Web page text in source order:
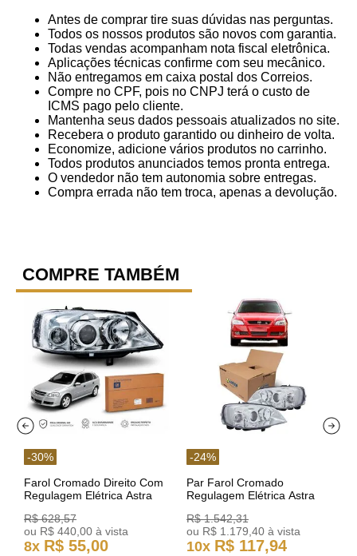
Antes de comprar tire suas dúvidas nas perguntas.
Todos os nossos produtos são novos com garantia.
Todas vendas acompanham nota fiscal eletrônica.
Aplicações técnicas confirme com seu mecânico.
Não entregamos em caixa postal dos Correios.
Compre no CPF, pois no CNPJ terá o custo de
ICMS pago pelo cliente.
Mantenha seus dados pessoais atualizados no site.
Recebera o produto garantido ou dinheiro de volta.
Economize, adicione vários produtos no carrinho.
Todos produtos anunciados temos pronta entrega.
O vendedor não tem autonomia sobre entregas.
Compra errada não tem troca, apenas a devolução.
COMPRE TAMBÉM
-30%
Farol Cromado Direito Com
Regulagem Elétrica Astra
R$ 628,57
ou R$ 440 00 à vista
8x R$ 55,00
-24%
Par Farol Cromado
Regulagem Elétrica Astra
R$ 1.542,31
ou R$ 1 179 40 à vista
10x R$ 117,94